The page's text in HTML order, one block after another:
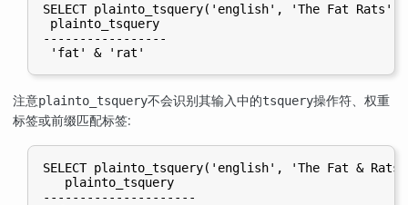
SELECT plainto_tsquery('english', 'The Fat Rats');
plainto_tsquery
-----------------
注意plainto_tsquery不会识别其输入中的tsquery操作符、权重
标签或前缀匹配标签:
SELECT plainto_tsquery('english', 'The Fat &
   plainto_tsquery
---------------------